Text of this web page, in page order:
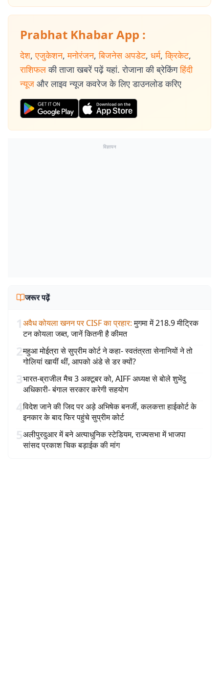
Prabhat Khabar App :
देश, एजुकेशन, मनोरंजन, बिजनेस अपडेट, धर्म, क्रिकेट,
राशिफल की ताजा खबरें पढ़ें यहां. रोजाना की ब्रेकिंग हिंदी
न्यूज और लाइव न्यूज कवरेज के लिए डाउनलोड करिए
विज्ञापन
जरूर पढ़ें
1अवैध कोयला खनन पर CISF का प्रहार: मुगमा में 218.9 मीट्रिक
टन कोयला जब्त, जानें कितनी है कीमत
2महुआ मोईत्रा से सुप्रीम कोर्ट ने कहा- स्वतंत्रता सेनानियों ने तो
गोलियां खायीं थीं, आपको अंडे से डर क्यों?
3भारत-ब्राजील मैच 3 अक्टूबर को, AIFF अध्यक्ष से बोले शुभेंदु
अधिकारी- बंगाल सरकार करेगी सहयोग
4विदेश जाने की जिद पर अड़े अभिषेक बनर्जी, कलकत्ता हाईकोर्ट के
इनकार के बाद फिर पहुंचे सुप्रीम कोर्ट
5अलीपुरदुआर में बने अत्याधुनिक स्टेडियम, राज्यसभा में भाजपा
सांसद प्रकाश चिक बड़ाईक की मांग